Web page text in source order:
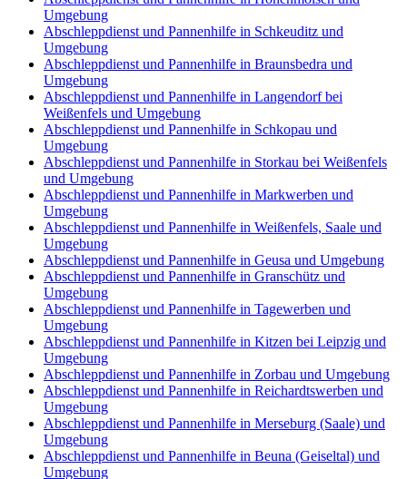
Umgebung
Abschleppdienst und Pannenhilfe in Schkeuditz und
Umgebung
Abschleppdienst und Pannenhilfe in Braunsbedra und
Umgebung
Abschleppdienst und Pannenhilfe in Langendorf bei
Weißenfels und Umgebung
Abschleppdienst und Pannenhilfe in Schkopau und
Umgebung
Abschleppdienst und Pannenhilfe in Storkau bei Weißenfels
und Umgebung
Abschleppdienst und Pannenhilfe in Markwerben und
Umgebung
Abschleppdienst und Pannenhilfe in Weißenfels, Saale und
Umgebung
Abschleppdienst und Pannenhilfe in Geusa und Umgebung
Abschleppdienst und Pannenhilfe in Granschütz und
Umgebung
Abschleppdienst und Pannenhilfe in Tagewerben und
Umgebung
Abschleppdienst und Pannenhilfe in Kitzen bei Leipzig und
Umgebung
Abschleppdienst und Pannenhilfe in Zorbau und Umgebung
Abschleppdienst und Pannenhilfe in Reichardtswerben und
Umgebung
Abschleppdienst und Pannenhilfe in Merseburg (Saale) und
Umgebung
Abschleppdienst und Pannenhilfe in Beuna (Geiseltal) und
Umgebung